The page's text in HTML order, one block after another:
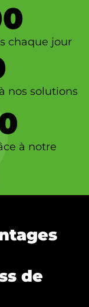
chaque jour
nos solutions
à notre
de